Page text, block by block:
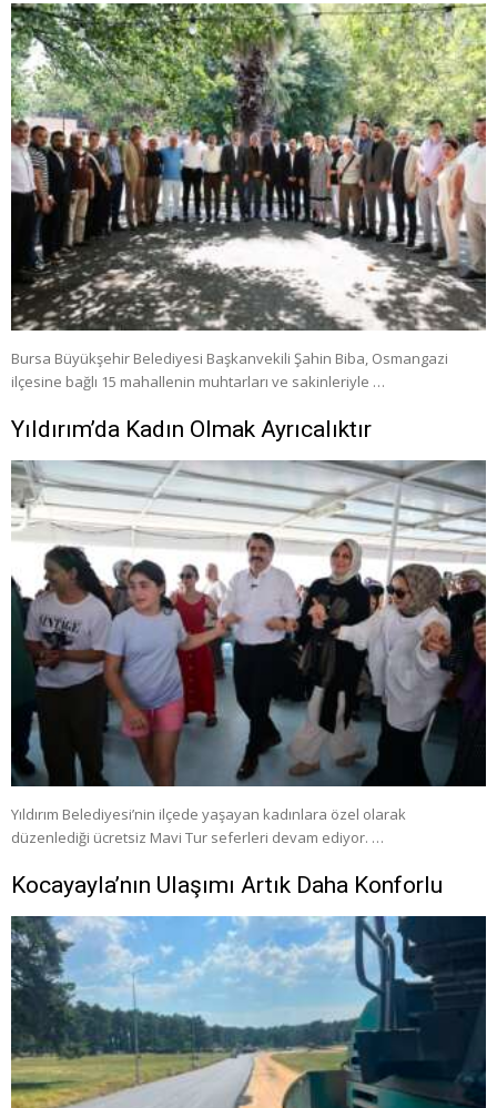
Bursa Büyükşehir Belediyesi Başkanvekili Şahin Biba, Osmangazi
ilçesine bağlı 15 mahallenin muhtarları ve sakinleriyle …
Yıldırım’da Kadın Olmak Ayrıcalıktır
Yıldırım Belediyesi’nin ilçede yaşayan kadınlara özel olarak
düzenlediği ücretsiz Mavi Tur seferleri devam ediyor. …
Kocayayla’nın Ulaşımı Artık Daha Konforlu